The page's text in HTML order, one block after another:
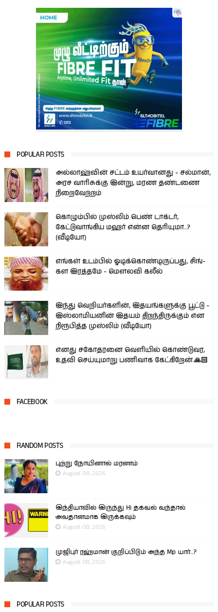
POPULAR POSTS
அல்லாஹ்வின் சட்டம் உயர்வானது - சல்மான்,
அரச வாரிசுக்கு இன்று, மரண தண்டணை
நிறைவேற்றம்
கொழும்பில் முஸ்லிம் பெண் டாக்டர்,
கேட்டுவாங்கிய மஹர் என்ன தெரியுமா..?
(வீடியோ)
எங்கள் உடம்பில் ஓடிக்­கொண்­டி­ருப்­பது, சிங்­
கள இரத்­தமே - மௌலவி கலீல்
இந்து வெறியர்களின், இதயங்களுக்கு பூட்டு -
இஸ்லாமியனின் இதயம் திறந்திருக்கும் என
நிரூபித்த முஸ்லிம் (வீடியோ)
எனது சகோதரனை வெளியில் கொண்டுவர,
உதவி செய்யுமாறு பணிவாக கேட்கிறேன்.🙏🏻
FACEBOOK
RANDOM POSTS
புற்று நோயினால் மரணம்
August 08, 2026
இந்தியாவில் இருந்து Hi தகவல் வந்தால்
அவதானமாக இருக்கவும்
August 08, 2026
முஜிபுர் ரஹ்மான் குறிப்பிடும் அந்த Mp யார்..?
August 08, 2026
POPULAR POSTS